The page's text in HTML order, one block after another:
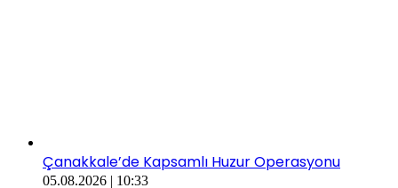
Çanakkale’de Kapsamlı Huzur Operasyonu
05.08.2026 | 10:33